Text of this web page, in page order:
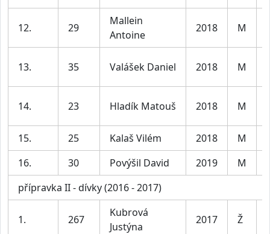
12. 29
Mallein
Antoine
2018 M
13. 35 Valášek Daniel 2018 M
14. 23 Hladík Matouš 2018 M
15. 25 Kalaš Vilém 2018 M
16.
30 Povýšil David 2019 M
přípravka II - dívky (2016 - 2017)
1. 267
Kubrová
Justýna
2017 Ž